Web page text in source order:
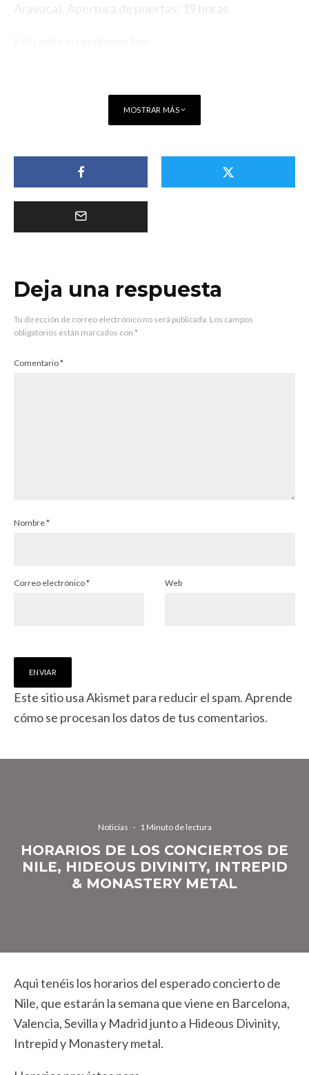
Aravaca). Apertura de puertas: 19 horas
MOSTRAR MÁS
Deja una respuesta
Tu dirección de correo electrónico no será publicada. Los campos
obligatorios están marcados con *
Comentario*
Nombre*
Correo electrónico* Web
Este sitio usa Akismet para reducir el spam.Aprende
cómo se procesan los datos de tus comentarios.
Noticias · 1 Minuto de lectura
HORARIOS DE LOS CONCIERTOS DE
NILE, HIDEOUS DIVINITY, INTREPID
& MONASTERY METAL
Aqui tenéis los horarios del esperado concierto de
Nile, que estarán la semana que viene en Barcelona,
Valencia, Sevilla y Madrid junto a Hideous Divinity,
Intrepid y Monastery metal.